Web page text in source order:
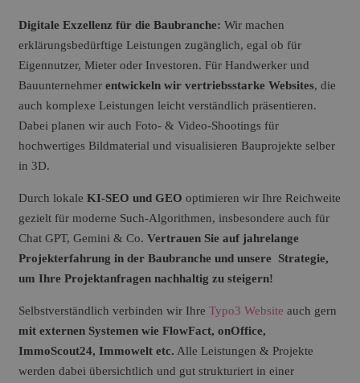
Digitale Exzellenz für die Baubranche: Wir machen
erklärungsbedürftige Leistungen zugänglich, egal ob für
Eigennutzer, Mieter oder Investoren. Für Handwerker und
Bauunternehmer entwickeln wir vertriebsstarke Websites, die
auch komplexe Leistungen leicht verständlich präsentieren.
Dabei planen wir auch Foto- & Video-Shootings für
hochwertiges Bildmaterial und visualisieren Bauprojekte selber
in 3D.
Durch lokale KI-SEO und GEO optimieren wir Ihre Reichweite
gezielt für moderne Such-Algorithmen, insbesondere auch für
Chat GPT, Gemini & Co. Vertrauen Sie auf jahrelange
Projekterfahrung in der Baubranche und unsere Strategie,
um Ihre Projektanfragen nachhaltig zu steigern!
Selbstverständlich verbinden wir Ihre Typo3 Website auch gern
mit externen Systemen wie FlowFact, onOffice,
ImmoScout24, Immowelt etc. Alle Leistungen & Projekte
werden dabei übersichtlich und gut strukturiert in einer